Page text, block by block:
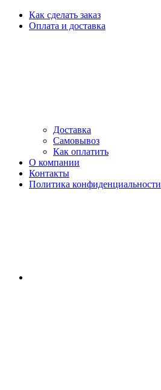
Как сделать заказ
Оплата и доставка
Доставка
Самовывоз
Как оплатить
О компании
Контакты
Политика конфиденциальности